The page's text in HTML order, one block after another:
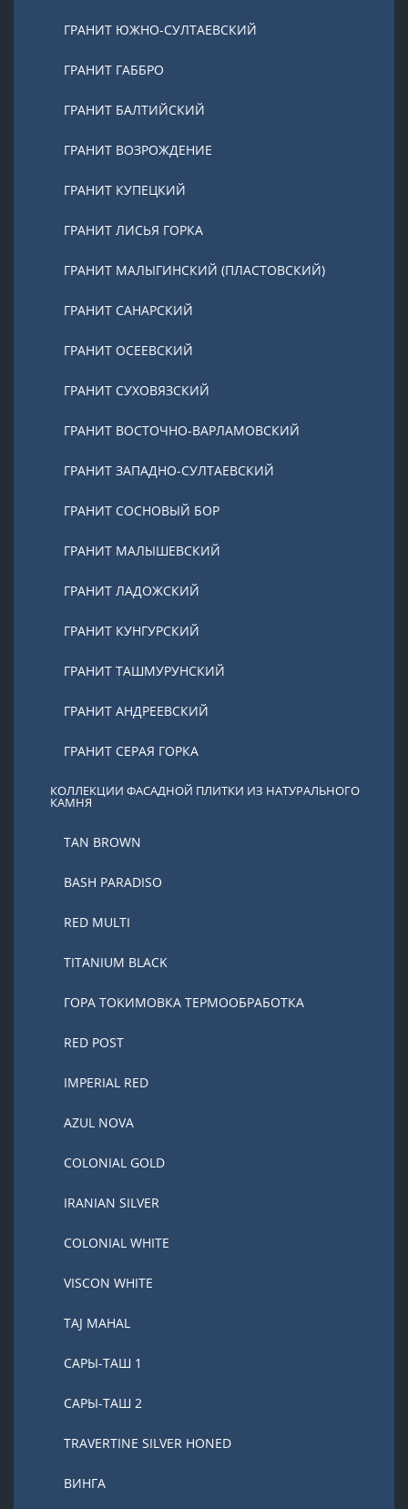
ГРАНИТ ЮЖНО-СУЛТАЕВСКИЙ
ГРАНИТ ГАББРО
ГРАНИТ БАЛТИЙСКИЙ
ГРАНИТ ВОЗРОЖДЕНИЕ
ГРАНИТ КУПЕЦКИЙ
ГРАНИТ ЛИСЬЯ ГОРКА
ГРАНИТ МАЛЫГИНСКИЙ (ПЛАСТОВСКИЙ)
ГРАНИТ САНАРСКИЙ
ГРАНИТ ОСЕЕВСКИЙ
ГРАНИТ СУХОВЯЗСКИЙ
ГРАНИТ ВОСТОЧНО-ВАРЛАМОВСКИЙ
ГРАНИТ ЗАПАДНО-СУЛТАЕВСКИЙ
ГРАНИТ СОСНОВЫЙ БОР
ГРАНИТ МАЛЫШЕВСКИЙ
ГРАНИТ ЛАДОЖСКИЙ
ГРАНИТ КУНГУРСКИЙ
ГРАНИТ ТАШМУРУНСКИЙ
ГРАНИТ АНДРЕЕВСКИЙ
ГРАНИТ СЕРАЯ ГОРКА
КОЛЛЕКЦИИ ФАСАДНОЙ ПЛИТКИ ИЗ НАТУРАЛЬНОГО
КАМНЯ
TAN BROWN
BASH PARADISO
RED MULTI
TITANIUM BLACK
ГОРА ТОКИМОВКА ТЕРМООБРАБОТКА
RED POST
IMPERIAL RED
AZUL NOVA
COLONIAL GOLD
IRANIAN SILVER
COLONIAL WHITE
VISCON WHITE
TAJ MAHAL
САРЫ-ТАШ 1
САРЫ-ТАШ 2
TRAVERTINE SILVER HONED
ВИНГА